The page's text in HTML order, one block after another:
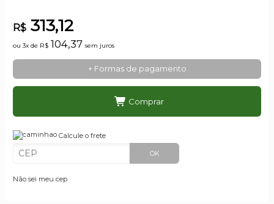
R$313,12
ou 3x de R$104,37 sem juros
+ Formas de pagamento
Comprar
Calcule o frete
OK
Não sei meu cep